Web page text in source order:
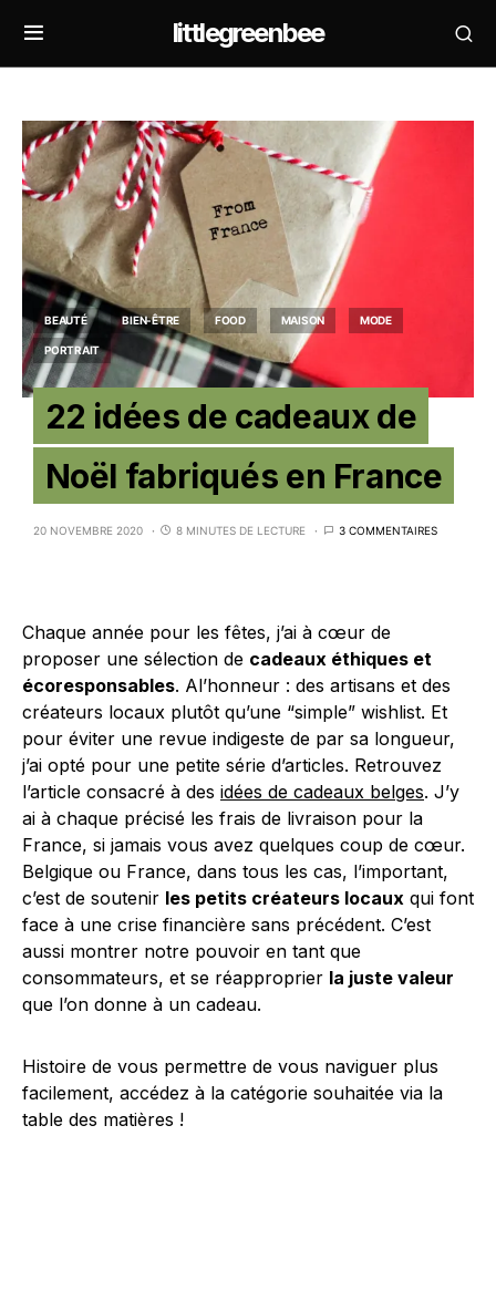
littlegreenbee
BEAUTÉ BIEN-ÊTRE FOOD MAISON MODE
PORTRAIT
22 idées de cadeaux de
Noël fabriqués en France
20 NOVEMBRE 2020 8 MINUTES DE LECTURE 3 COMMENTAIRES
Chaque année pour les fêtes, j’ai à cœur de
proposer une sélection de cadeaux éthiques et
écoresponsables. Al’honneur : des artisans et des
créateurs locaux plutôt qu’une “simple” wishlist. Et
pour éviter une revue indigeste de par sa longueur,
j’ai opté pour une petite série d’articles. Retrouvez
l’article consacré à des idées de cadeaux belges. J’y
ai à chaque précisé les frais de livraison pour la
France, si jamais vous avez quelques coup de cœur.
Belgique ou France, dans tous les cas, l’important,
c’est de soutenir les petits créateurs locaux qui font
face à une crise financière sans précédent. C’est
aussi montrer notre pouvoir en tant que
consommateurs, et se réapproprier la juste valeur
que l’on donne à un cadeau.
Histoire de vous permettre de vous naviguer plus
facilement, accédez à la catégorie souhaitée via la
table des matières !